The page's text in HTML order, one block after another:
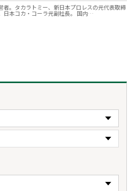
者。タカラトミー、新日本プロレスの元代表取締
日本コカ・コーラ元副社長。 国内…